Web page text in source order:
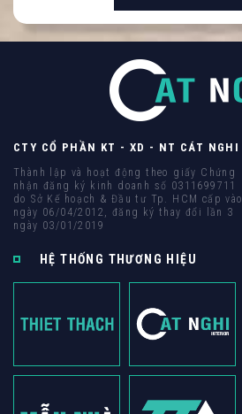
CTY CỔ PHẦN KT - XD - NT CÁT NGHI
Thành lập và hoạt động theo giấy Chứng
nhận đăng ký kinh doanh số 0311699711
do Sở Kế hoạch & Đầu tư Tp. HCM cấp vào
ngày 06/04/2012, đăng ký thay đổi lần 3
ngày 03/01/2019
HỆ THỐNG THƯƠNG HIỆU